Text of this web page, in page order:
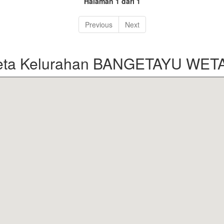
Previous Next
Kelurahan BANGETAYU